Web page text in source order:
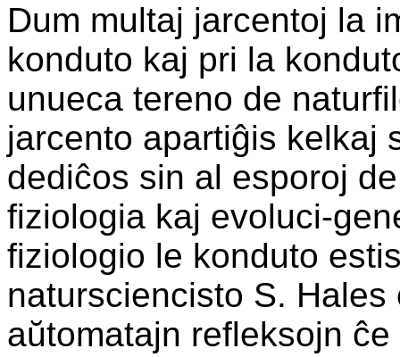
Dum multaj jarcentoj la
konduto kaj pri la
unueca tereno de
jarcento apartiĝis kelkaj
dediĉos sin al esporoj
fiziologia kaj evoluci-
fiziologio le konduto
natursciencisto S.
aŭtomatajn refleksojn